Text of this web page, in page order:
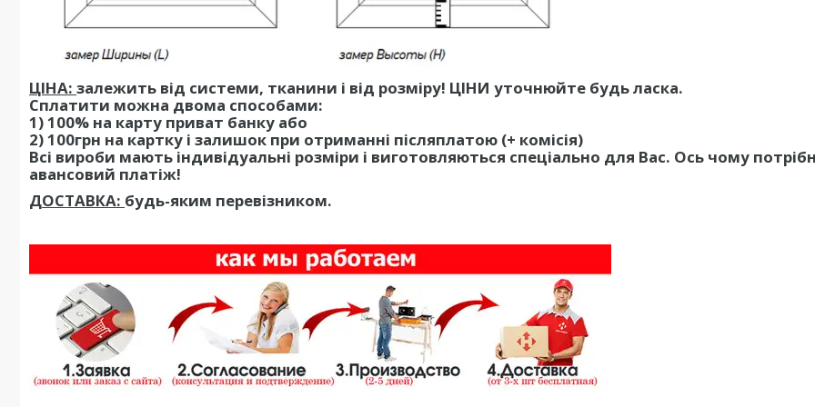
ЦІНА: залежить від системи, тканини і від розміру! ЦІНИ уточнюйте будь ласка.
Сплатити можна двома способами:
1) 100% на карту приват банку або
2) 100грн на картку і залишок при отриманні післяплатою (+ комісія)
Всі вироби мають індивідуальні розміри і виготовляються спеціально для Вас. Ось чому
авансовий платіж!
ДОСТАВКА: будь-яким перевізником.